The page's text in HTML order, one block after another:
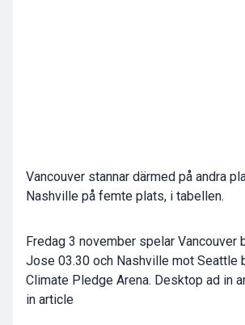
Vancouver stannar därmed på andra
Nashville på femte plats, i tabellen.
Fredag 3 november spelar Vancouver
Jose 03.30 och Nashville mot Seattle
Climate Pledge Arena. Desktop ad in
in article